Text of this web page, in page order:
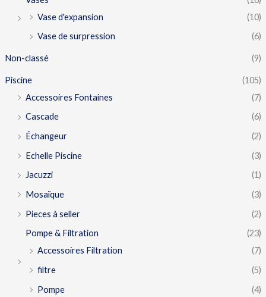
Vase d'expansion
(10)
Vase de surpression
(6)
Non-classé (9)
Piscine
(105)
Accessoires Fontaines
(7)
Cascade
(6)
Échangeur
(2)
Echelle Piscine
(3)
Jacuzzi
(1)
Mosaïque
(3)
Pieces à seller
(2)
Pompe & Filtration
(23)
Accessoires Filtration
(7)
filtre
(5)
Pompe
(4)